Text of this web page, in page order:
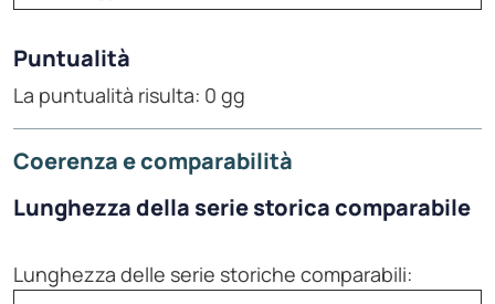
Puntualità
La puntualità risulta: 0 gg
Coerenza e comparabilità
Lunghezza della serie storica comparabile
Lunghezza delle serie storiche comparabili: